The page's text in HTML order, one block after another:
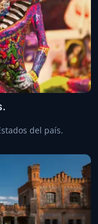
del país.